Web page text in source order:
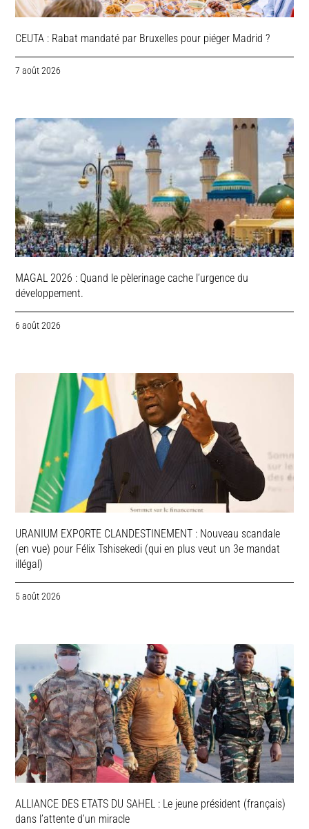
CEUTA : Rabat mandaté par Bruxelles pour piéger Madrid ?
7 août 2026
MAGAL 2026 : Quand le pèlerinage cache l’urgence du
développement.
6 août 2026
URANIUM EXPORTE CLANDESTINEMENT : Nouveau scandale
(en vue) pour Félix Tshisekedi (qui en plus veut un 3e mandat
illégal)
5 août 2026
ALLIANCE DES ETATS DU SAHEL : Le jeune président (français)
dans l’attente d’un miracle